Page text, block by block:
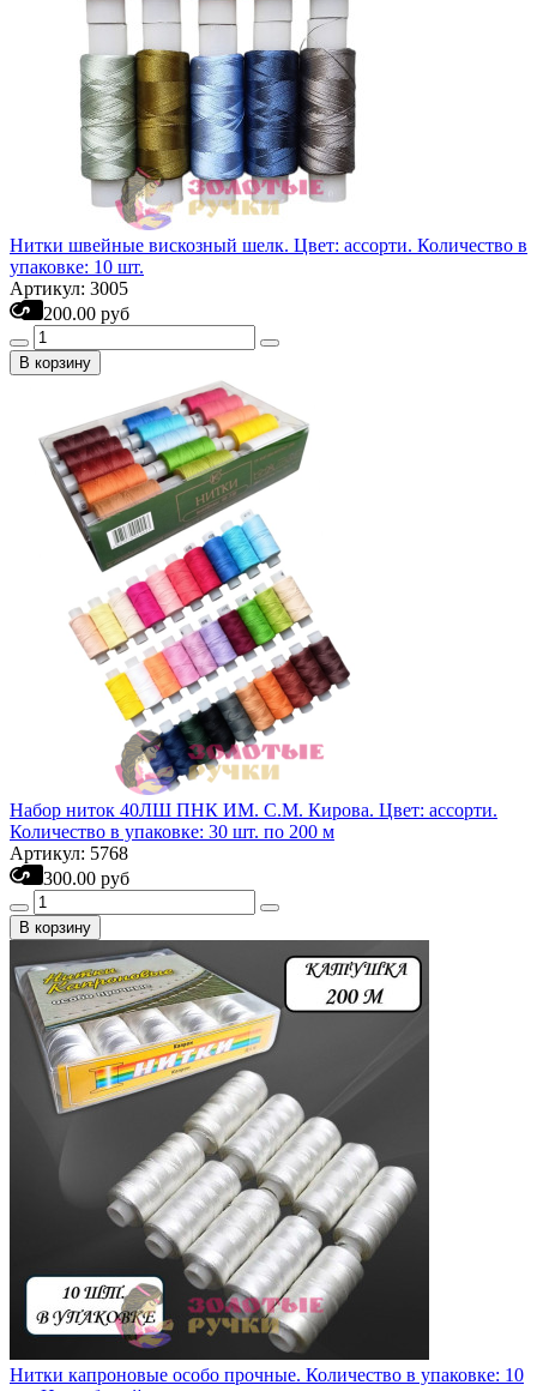
Нитки швейные вискозный шелк. Цвет: ассорти. Количество в
упаковке: 10 шт.
Артикул: 3005
200.00 руб
В корзину
Набор ниток 40ЛШ ПНК ИМ. С.М. Кирова. Цвет: ассорти.
Количество в упаковке: 30 шт. по 200 м
Артикул: 5768
300.00 руб
В корзину
Нитки капроновые особо прочные. Количество в упаковке: 10